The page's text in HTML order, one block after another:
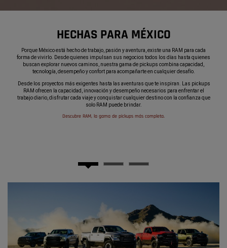
HECHAS PARA MÉXICO
Porque México está hecho de trabajo, pasión y aventura, existe una RAM para cada
forma de vivirlo. Desde quienes impulsan sus negocios todos los días hasta quienes
buscan explorar nuevos caminos, nuestra gama de pickups combina capacidad,
tecnología, desempeño y confort para acompañarte en cualquier desafío.
Desde los proyectos más exigentes hasta las aventuras que te inspiran. Las pickups
RAM ofrecen la capacidad, innovación y desempeño necesarios para enfrentar el
trabajo diario, disfrutar cada viaje y conquistar cualquier destino con la confianza que
solo RAM puede brindar.
Descubre RAM, la gama de pickups más completa.